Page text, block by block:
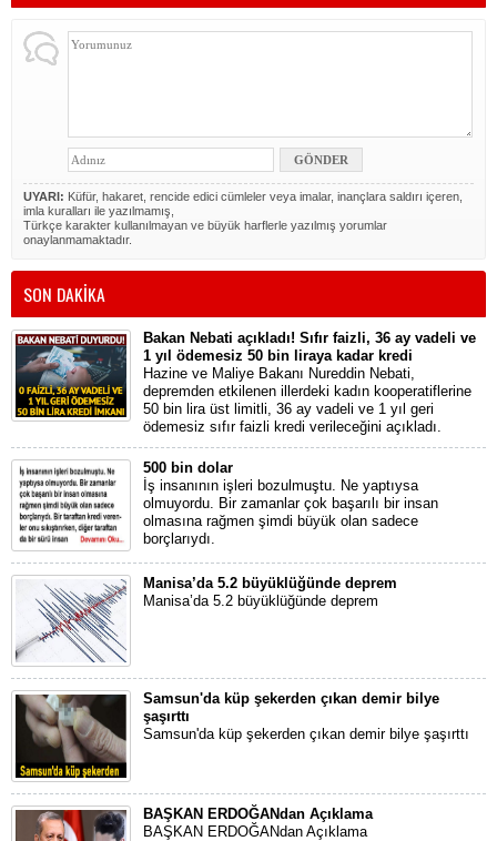
UYARI: Küfür, hakaret, rencide edici cümleler veya imalar, inançlara saldırı içeren,
imla kuralları ile yazılmamış,
Türkçe karakter kullanılmayan ve büyük harflerle yazılmış yorumlar
onaylanmamaktadır.
SON DAKİKA
Bakan Nebati açıkladı! Sıfır faizli, 36 ay vadeli ve
1 yıl ödemesiz 50 bin liraya kadar kredi
Hazine ve Maliye Bakanı Nureddin Nebati,
depremden etkilenen illerdeki kadın kooperatiflerine
50 bin lira üst limitli, 36 ay vadeli ve 1 yıl geri
ödemesiz sıfır faizli kredi verileceğini açıkladı.
500 bin dolar
İş insanının işleri bozulmuştu. Ne yaptıysa
olmuyordu. Bir zamanlar çok başarılı bir insan
olmasına rağmen şimdi büyük olan sadece
borçlarıydı.
Manisa’da 5.2 büyüklüğünde deprem
Manisa’da 5.2 büyüklüğünde deprem
Samsun'da küp şekerden çıkan demir bilye
şaşırttı
Samsun'da küp şekerden çıkan demir bilye şaşırttı
BAŞKAN ERDOĞANdan Açıklama
BAŞKAN ERDOĞANdan Açıklama